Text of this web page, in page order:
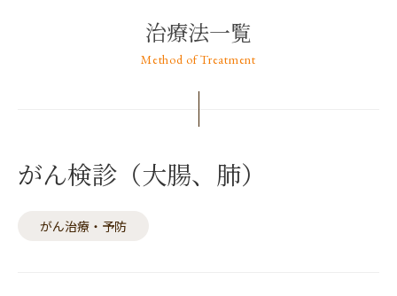
治療法一覧
Method of Treatment
がん検診（大腸、肺）
がん治療・予防